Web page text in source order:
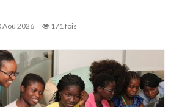
Aoû 2026 171 fois